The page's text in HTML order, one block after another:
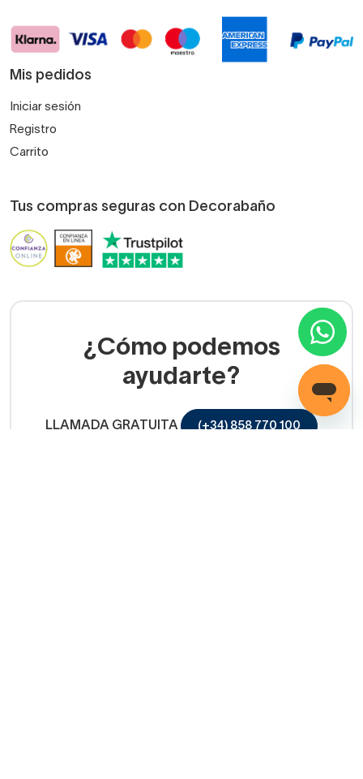
Mis pedidos
Iniciar sesión
Registro
Carrito
Tus compras seguras con Decorabaño
¿Cómo podemos
ayudarte?
LLAMADA GRATUITA (+34) 858 770 100